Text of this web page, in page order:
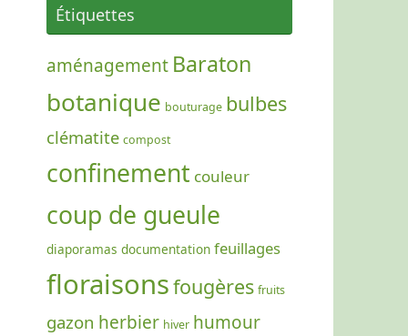
Étiquettes
aménagement Baraton
botanique bouturage bulbes
clématite compost
confinement couleur
coup de gueule
diaporamas documentation feuillages
floraisonsfougères fruits
gazon herbier hiver humour